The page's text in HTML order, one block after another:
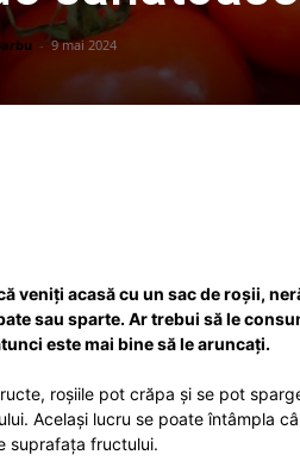
- 9 mai 2024
veniți acasă cu un sac de roșii,
sau sparte. Ar trebui să le
este mai bine să le aruncați.
roșiile pot crăpa și se pot
Același lucru se poate întâmpla
suprafața fructului.